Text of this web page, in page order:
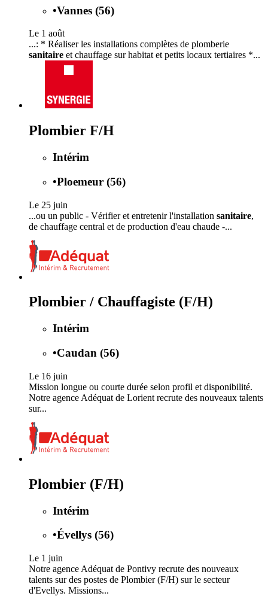
•Vannes (56)
Le 1 août
...: * Réaliser les installations complètes de plomberie
sanitaire et chauffage sur habitat et petits locaux tertiaires *...
Plombier F/H
Intérim
•Ploemeur (56)
Le 25 juin
...ou un public - Vérifier et entretenir l'installation sanitaire,
de chauffage central et de production d'eau chaude -...
Plombier / Chauffagiste (F/H)
Intérim
•Caudan (56)
Le 16 juin
Mission longue ou courte durée selon profil et disponibilité.
Notre agence Adéquat de Lorient recrute des nouveaux talents
sur...
Plombier (F/H)
Intérim
•Évellys (56)
Le 1 juin
Notre agence Adéquat de Pontivy recrute des nouveaux
talents sur des postes de Plombier (F/H) sur le secteur
d'Evellys. Missions...